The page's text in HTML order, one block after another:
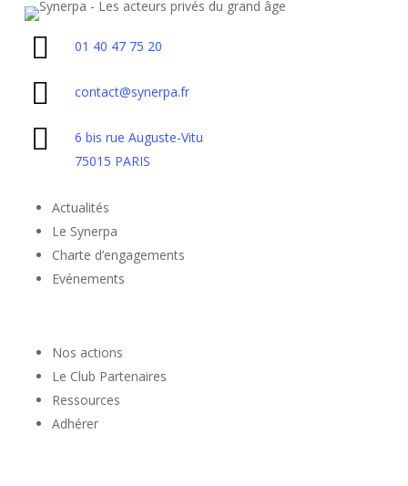
01 40 47 75 20
contact@synerpa.fr
6 bis rue Auguste-Vitu
75015 PARIS
Actualités
Le Synerpa
Charte d’engagements
Evénements
Nos actions
Le Club Partenaires
Ressources
Adhérer